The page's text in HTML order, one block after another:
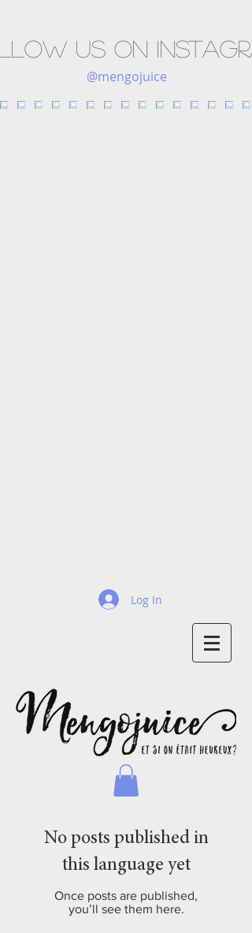
us on
@mengojuice
Log In
Natacha -Switzerland
No posts published in
this language yet
Once posts are published,
you’ll see them here.